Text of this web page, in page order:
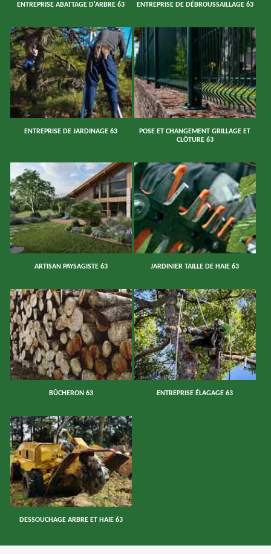
ENTREPRISE ABATTAGE D'ARBRE 63 ENTREPRISE DE DÉBROUSSAILLAGE 63
ENTREPRISE DE JARDINAGE 63
POSE ET CHANGEMENT GRILLAGE ET
CLÔTURE 63
ARTISAN PAYSAGISTE 63 JARDINIER TAILLE DE HAIE 63
BÛCHERON 63 ENTREPRISE ÉLAGAGE 63
DESSOUCHAGE ARBRE ET HAIE 63